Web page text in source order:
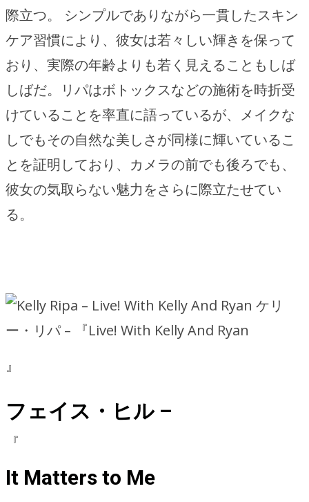
際立つ。 シンプルでありながら一貫したスキン
ケア習慣により、彼女は若々しい輝きを保って
おり、実際の年齢よりも若く見えることもしば
しばだ。リパはボトックスなどの施術を時折受
けていることを率直に語っているが、メイクな
しでもその自然な美しさが同様に輝いているこ
とを証明しており、カメラの前でも後ろでも、
彼女の気取らない魅力をさらに際立たせてい
る。
ケリ
ー・リパ – 『Live! With Kelly And Ryan
』
フェイス・ヒル –
『
It Matters to Me